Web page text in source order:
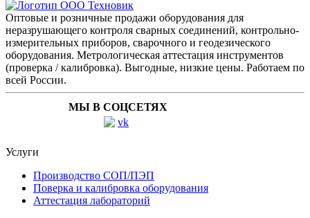
Оптовые и розничные продажи оборудования для
неразрушающего контроля сварных соединений, контрольно-
измерительных приборов, сварочного и геодезического
оборудования. Метрологическая аттестация инструментов
(проверка / калибровка). Выгодные, низкие цены. Работаем по
всей России.
МЫ В СОЦСЕТЯХ
Услуги
Производство СОП/ПЭП
Поверка и калибровка оборудования
Аттестация лабораторий